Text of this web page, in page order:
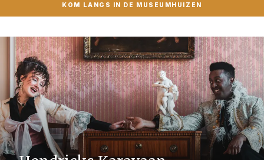
KOM LANGS IN DE MUSEUMHUIZEN